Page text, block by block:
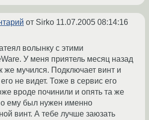
от Sirko 11.07.2005 08:14:16
волынку с этими
У меня приятель месяц назад
же мучился. Подключает винт и
не видет. Тоже в сервис его
вроде починили и опять та же
ему был нужен именно
винт. А тебе лучше заюзать